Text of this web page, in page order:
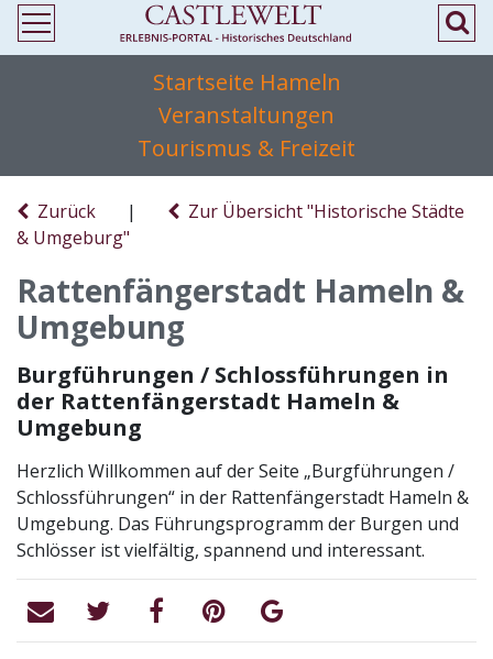
Startseite Hameln
Veranstaltungen
Tourismus & Freizeit
Zurück |
Zur Übersicht "Historische Städte
& Umgeburg"
Rattenfängerstadt Hameln &
Umgebung
Burgführungen / Schlossführungen in
der Rattenfängerstadt Hameln &
Umgebung
Herzlich Willkommen auf der Seite „Burgführungen /
Schlossführungen“ in der Rattenfängerstadt Hameln &
Umgebung. Das Führungsprogramm der Burgen und
Schlösser ist vielfältig, spannend und interessant.